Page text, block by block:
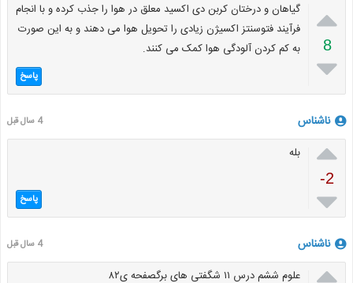

8

گیاهان و درختان کربن دی اکسید معلق در هوا را جذب کرده و با انجام
فرآیند فتوسنتز اکسیژن زیادی را تحویل هوا می دهند و به این صورت
به کم کردن آلودگی هوا کمک می کنند.
پاسخ
ناشناس 4 سال قبل

-2

بله
پاسخ
ناشناس 4 سال قبل
 علوم ششم درس ۱۱ شگفتی های برگصفحه ی۸۲